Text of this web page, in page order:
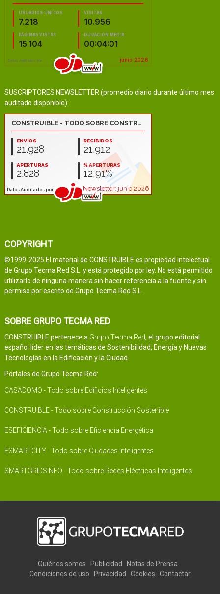
SUSCRIPTORES NEWSLETTER (promedio diario durante último mes
auditado disponible):
COPYRIGHT
©1999-2025 El material de CONSTRUIBLE es propiedad intelectual
de Grupo Tecma Red S.L. y está protegido por ley. No está permitido
utilizarlo de ninguna manera sin hacer referencia a la fuente y sin
permiso por escrito de Grupo Tecma Red S.L.
SOBRE GRUPO TECMA RED
CONSTRUIBLE pertenece a Grupo Tecma Red, el grupo editorial
español líder en las temáticas de Sostenibilidad, Energía y Nuevas
Tecnologías en la Edificación y la Ciudad.
Portales de Grupo Tecma Red:
CASADOMO - Todo sobre Edificios Inteligentes
CONSTRUIBLE - Todo sobre Construcción Sostenible
ESEFICIENCIA - Todo sobre Eficiencia Energética
ESMARTCITY - Todo sobre Ciudades Inteligentes
SMARTGRIDSINFO - Todo sobre Redes Eléctricas Inteligentes
Quiénes somos Publicidad
Notas de Prensa
Condiciones de uso
Privacidad Cookies Contactar